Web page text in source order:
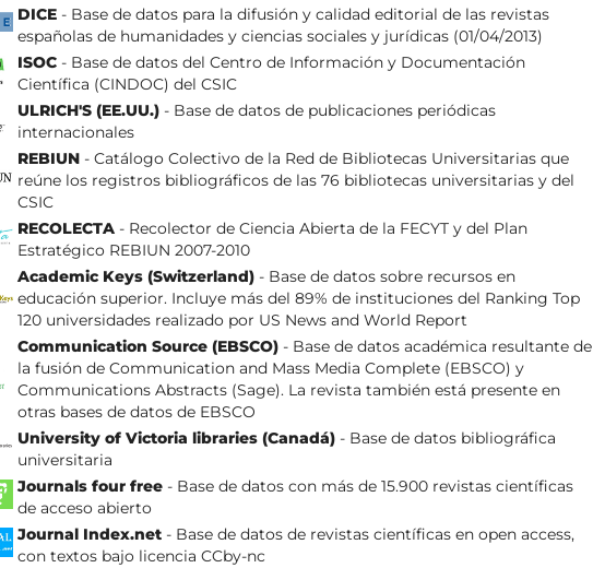
DICE - Base de datos para la difusión y calidad editorial de las revistas
españolas de humanidades y ciencias sociales y jurídicas (01/04/2013)
ISOC - Base de datos del Centro de Información y Documentación
Científica (CINDOC) del CSIC
ULRICH'S (EE.UU.) - Base de datos de publicaciones periódicas
internacionales
REBIUN - Catálogo Colectivo de la Red de Bibliotecas Universitarias que
reúne los registros bibliográficos de las 76 bibliotecas universitarias y del
CSIC
RECOLECTA - Recolector de Ciencia Abierta de la FECYT y del Plan
Estratégico REBIUN 2007-2010
Academic Keys (Switzerland) - Base de datos sobre recursos en
educación superior. Incluye más del 89% de instituciones del Ranking Top
120 universidades realizado por US News and World Report
Communication Source (EBSCO) - Base de datos académica resultante de
la fusión de Communication and Mass Media Complete (EBSCO) y
Communications Abstracts (Sage). La revista también está presente en
otras bases de datos de EBSCO
University of Victoria libraries (Canadá) - Base de datos bibliográfica
universitaria
Journals four free - Base de datos con más de 15.900 revistas científicas
de acceso abierto
Journal Index.net - Base de datos de revistas científicas en open access,
con textos bajo licencia CCby-nc